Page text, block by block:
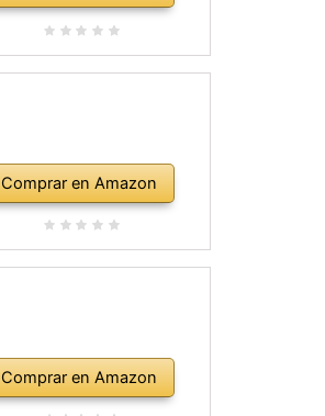
Comprar en Amazon
Comprar en Amazon